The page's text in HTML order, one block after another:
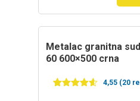
Metalac granitna sudopera QUADRO
60 600×500 crna
4,55 (20